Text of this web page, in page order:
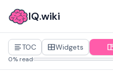
IQ.wiki
TOC Widgets
0% read